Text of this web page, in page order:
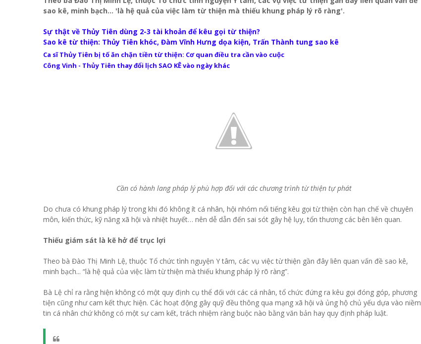
sao kê, minh bạch... 'là hệ quả của việc làm từ thiện mà thiếu khung pháp lý rõ ràng'.
Sự thật về Thủy Tiên dùng 2-3 tài khoản để kêu gọi từ thiện?
Sao kê từ thiện: Thủy Tiên khóc, Đàm Vĩnh Hưng dọa kiện, Trấn Thành tung sao kê
Ca sĩ Thủy Tiên bị tố ăn chặn tiền từ thiện: Cơ quan điều tra cần vào cuộc
Công Vinh - Thủy Tiên thay đổi lịch SAO KÊ vào ngày khác
Cần có hành lang pháp lý phù hợp đối với các chương trình từ thiện tự phát
Do chưa có khung pháp lý trong khi đó không ít cá nhân, hội nhóm nổi tiếng kêu gọi từ thiện còn hạn chế về chuyên
môn, kiến thức, kỹ năng xã hội và nhiệt huyết… nên dễ dẫn đến sai sót gây hệ lụy, tổn thương các bên liên quan.
Thiếu giám sát là kẽ hở để trục lợi
Theo bà Đào Thị Minh Lệ, thuộc Tổ chức tình nguyện Y tâm, các vụ việc từ thiện gần đây liên quan vấn đề sao kê,
minh bạch... “là hệ quả của việc làm từ thiện mà thiếu khung pháp lý rõ ràng”.
Bà Lệ chỉ ra rằng hiện không có một quy định cụ thể đối với các cá nhân, tổ chức đứng ra kêu gọi đóng góp, phương
tiện cũng như cam kết thực hiện. Các hoạt động gây quỹ đều thông qua mạng xã hội và ủng hộ chủ yếu dựa vào niềm
tin cá nhân chứ không có một sự cam kết, trách nhiệm ràng buộc nào bằng văn bản hay quy định pháp luật.